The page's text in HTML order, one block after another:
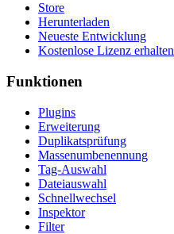
Store
Herunterladen
Neueste Entwicklung
Kostenlose Lizenz erhalten
Funktionen
Plugins
Erweiterung
Duplikatsprüfung
Massenumbenennung
Tag-Auswahl
Dateiauswahl
Schnellwechsel
Inspektor
Filter